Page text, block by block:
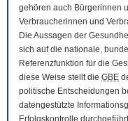
gehören auch Bürgerinnen
Verbraucherinnen und
Die Aussagen der
sich auf die nationale,
Referenzfunktion für die
diese Weise stellt die GBE
politische Entscheidungen
datengestützte